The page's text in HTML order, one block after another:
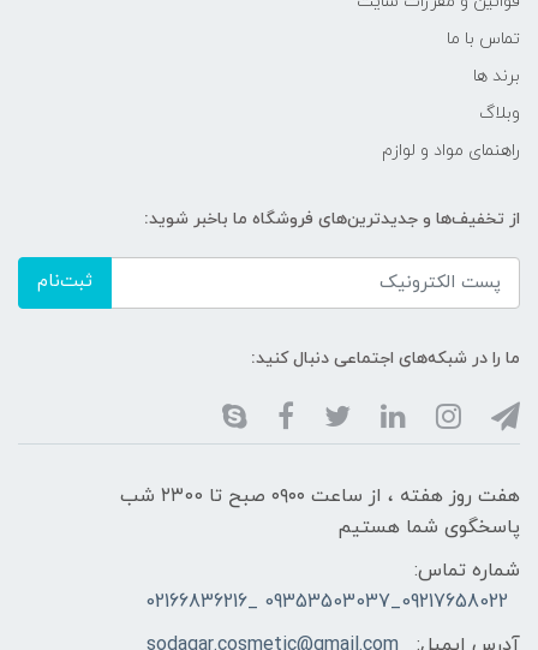
تماس با ما
برند ها
وبلاگ
راهنمای مواد و لوازم
از تخفیف‌ها و جدیدترین‌های فروشگاه ما باخبر شوید:
ثبت‌نام
ما را در شبکه‌های اجتماعی دنبال کنید:
هفت روز هفته ، از ساعت ۰۹۰۰ صبح تا ۲۳00 شب
پاسخگوی شما هستیم
شماره تماس:
09217658022_09353503037 _02166836216